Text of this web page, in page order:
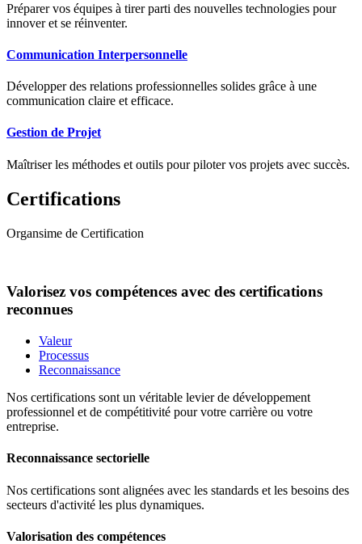
Préparer vos équipes à tirer parti des nouvelles technologies pour
innover et se réinventer.
Communication Interpersonnelle
Développer des relations professionnelles solides grâce à une
communication claire et efficace.
Gestion de Projet
Maîtriser les méthodes et outils pour piloter vos projets avec succès.
Certifications
Organsime de Certification
Valorisez vos compétences avec des certifications
reconnues
Valeur
Processus
Reconnaissance
Nos certifications sont un véritable levier de développement
professionnel et de compétitivité pour votre carrière ou votre
entreprise.
Reconnaissance sectorielle
Nos certifications sont alignées avec les standards et les besoins des
secteurs d'activité les plus dynamiques.
Valorisation des compétences